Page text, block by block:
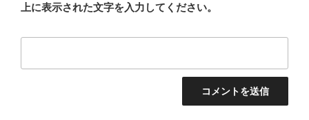
上に表示された文字を入力してください。